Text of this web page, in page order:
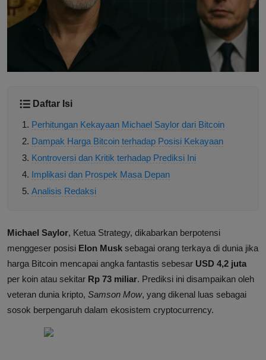
Daftar Isi
Perhitungan Kekayaan Michael Saylor dari Bitcoin
Dampak Harga Bitcoin terhadap Posisi Kekayaan
Kontroversi dan Kritik terhadap Prediksi Ini
Implikasi dan Prospek Masa Depan
Analisis Redaksi
Michael Saylor, Ketua Strategy, dikabarkan berpotensi
menggeser posisi Elon Musk sebagai orang terkaya di dunia jika
harga Bitcoin mencapai angka fantastis sebesar USD 4,2 juta
per koin atau sekitar Rp 73 miliar. Prediksi ini disampaikan oleh
veteran dunia kripto, Samson Mow, yang dikenal luas sebagai
sosok berpengaruh dalam ekosistem cryptocurrency.